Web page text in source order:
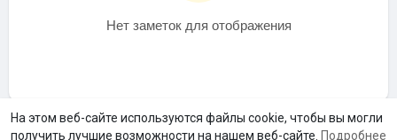
На этом веб-сайте используются файлы cookie, чтобы вы могли
получить лучшие возможности на нашем веб-сайте. Подробнее
Нет заметок для отображения